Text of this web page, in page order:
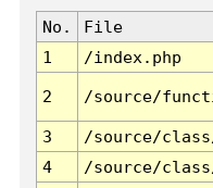
No. File
1
/index.php
2 /source/
3 /source/
4
/source/